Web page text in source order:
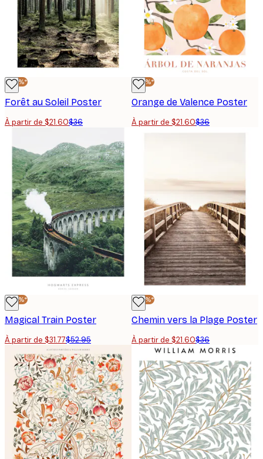
-40%*
Forêt au Soleil Poster
À partir de $21.60$36
-40%*
Orange de Valence Poster
À partir de $21.60$36
-40%*
Magical Train Poster
À partir de $31.77$52.95
-40%*
Chemin vers la Plage Poster
À partir de $21.60$36